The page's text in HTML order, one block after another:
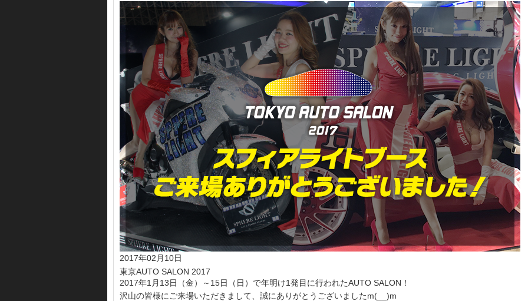
2017年02月10日
東京AUTO SALON 2017
2017年1月13日（金）～15日（日）で年明け1発目に行われたAUTO SALON！
沢山の皆様にご来場いただきまして、誠にありがとうございましたm(__)m